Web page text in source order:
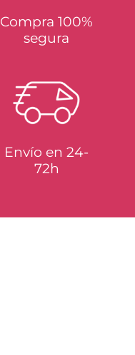
Compra 100%
segura
Envío en 24-
72h